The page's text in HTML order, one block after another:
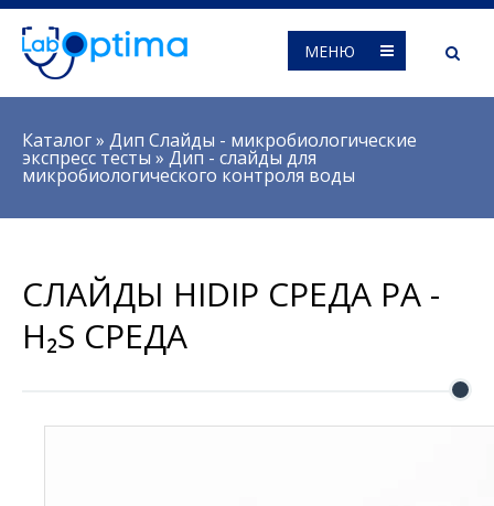
МЕНЮ
Вы здесь
Каталог» Дип Слайды - микробиологические
экспресс тесты » Дип - слайды для
микробиологического контроля воды
СЛАЙДЫ HIDIP СРЕДА PA -
H₂S СРЕДА